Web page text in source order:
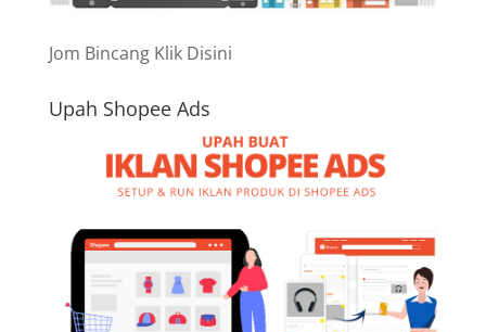
Jom Bincang Klik Disini
Upah Shopee Ads